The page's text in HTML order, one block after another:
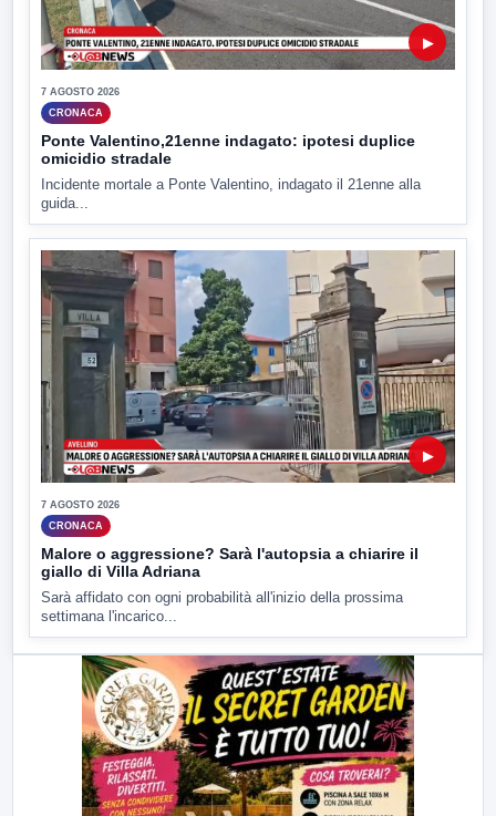
▶
7 AGOSTO 2026
CRONACA
Ponte Valentino,21enne indagato: ipotesi duplice
omicidio stradale
Incidente mortale a Ponte Valentino, indagato il 21enne alla
guida...
▶
7 AGOSTO 2026
CRONACA
Malore o aggressione? Sarà l'autopsia a chiarire il
giallo di Villa Adriana
Sarà affidato con ogni probabilità all'inizio della prossima
settimana l'incarico...